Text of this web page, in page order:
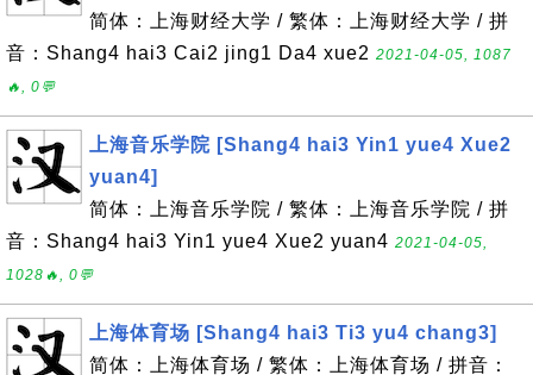
简体：上海财经大学 / 繁体：上海财经大学 / 拼
音：Shang4 hai3 Cai2 jing1 Da4 xue2 2021-04-05, 1087
🔥, 0💬
上海音乐学院 [Shang4 hai3 Yin1 yue4 Xue2
yuan4]
简体：上海音乐学院 / 繁体：上海音乐学院 / 拼
音：Shang4 hai3 Yin1 yue4 Xue2 yuan4 2021-04-05,
1028🔥, 0💬
上海体育场 [Shang4 hai3 Ti3 yu4 chang3]
简体：上海体育场 / 繁体：上海体育场 / 拼音：